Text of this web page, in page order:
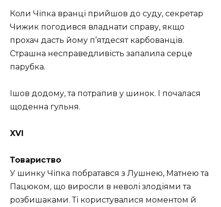
Коли Чіпка вранці прийшов до суду, секретар
Чижик погодився владнати справу, якщо
прохач дасть йому п’ятдесят карбованців.
Страшна несправедливість запалила серце
парубка.
Ішов додому, та потрапив у шинок. І почалася
щоденна гульня.
XVI
Товариство
У шинку Чіпка побратався з Лушнею, Матнею та
Пацюком, що виросли в неволі злодіями та
розбишаками. Ті користувалися моментом й